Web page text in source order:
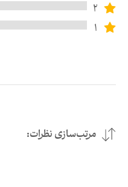
2
1
مرتب‌سازی نظرات: